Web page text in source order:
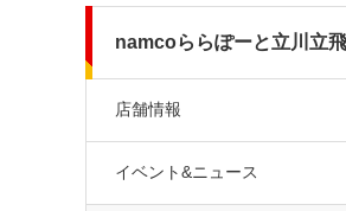
namcoららぽーと立川立
店舗情報
イベント&ニュース